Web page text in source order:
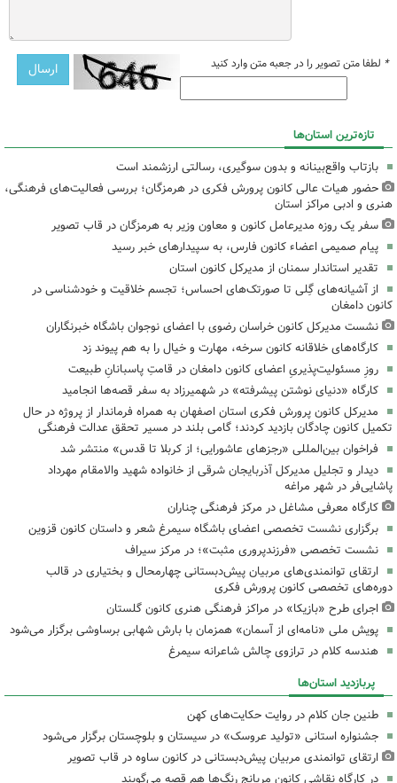
* لطفا متن تصویر را در جعبه متن وارد کنید
تازه‌ترین استان‌ها
بازتاب واقع‌بینانه و بدون سوگیری، رسالتی ارزشمند است
حضور هیات عالی کانون پرورش فکری در هرمزگان؛ بررسی فعالیت‌های فرهنگی،
هنری و ادبی مراکز استان
سفر یک روزه مدیرعامل کانون و معاون وزیر به هرمزگان در قاب تصویر
پیام صمیمی اعضاء کانون فارس، به سپیدارهای خبر رسید
تقدیر استاندار سمنان از مدیرکل کانون استان
از آشیانه‌های گِلی تا صورتک‌های احساس؛ تجسم خلاقیت و خودشناسی در
کانون دامغان
نشست مدیرکل کانون خراسان رضوی با اعضای نوجوان باشگاه خبرنگاران
کارگاه‌های خلاقانه کانون سرخه، مهارت و خیال را به هم پیوند زد
روزِ مسئولیت‌پذیریِ اعضای کانون دامغان در قامتِ پاسبانانِ طبیعت
کارگاه «دنیای نوشتن پیشرفته» در شهمیرزاد به سفر قصه‌ها انجامید
مدیرکل کانون پرورش فکری استان اصفهان به همراه فرماندار از پروژه در حال
تکمیل کانون چادگان بازدید کردند؛ گامی بلند در مسیر تحقق عدالت فرهنگی
فراخوان بین‌المللی «رجزهای عاشورایی؛ از کربلا تا قدس» منتشر شد
دیدار و تجلیل مدیرکل آذربایجان شرقی از خانواده شهید والامقام مهرداد
پاشایی‌فر در شهر مراغه
کارگاه معرفی مشاغل در مرکز فرهنگی چناران
برگزاری نشست تخصصی اعضای باشگاه سیمرغ شعر و داستان کانون قزوین
نشست تخصصی «فرزندپروری مثبت»؛ در مرکز سیراف
ارتقای توانمندی‌های مربیان پیش‌دبستانی چهارمحال و بختیاری در قالب
دوره‌های تخصصی کانون پرورش فکری
اجرای طرح «بازیکا» در مراکز فرهنگی هنری کانون گلستان
پویش ملی «نامه‌ای از آسمان» همزمان با بارش شهابی برساوشی برگزار می‌شود
هندسه کلام در ترازوی چالش شاعرانه سیمرغ
پربازدید استان‌ها
طنین جان کلام در روایت حکایت‌های کهن
جشنواره استانی «تولید عروسک» در سیستان و بلوچستان برگزار می‌شود
ارتقای توانمندی مربیان پیش‌دبستانی در کانون ساوه در قاب تصویر
در کارگاه نقاشی کانون مریانج رنگ‌ها هم قصه می‌گویند